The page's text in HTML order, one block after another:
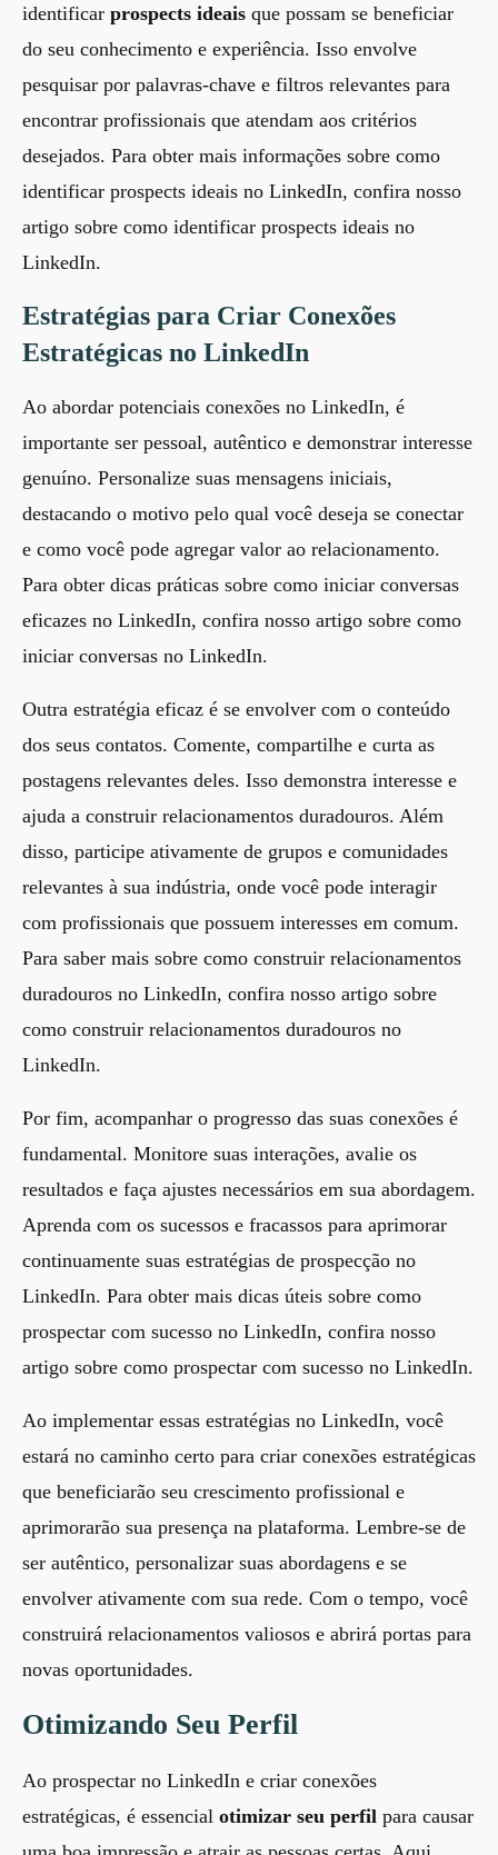
identificar prospects ideais que possam se beneficiar
do seu conhecimento e experiência. Isso envolve
pesquisar por palavras-chave e filtros relevantes para
encontrar profissionais que atendam aos critérios
desejados. Para obter mais informações sobre como
identificar prospects ideais no LinkedIn, confira nosso
artigo sobre como identificar prospects ideais no
LinkedIn.
Estratégias para Criar Conexões
Estratégicas no LinkedIn
Ao abordar potenciais conexões no LinkedIn, é
importante ser pessoal, autêntico e demonstrar interesse
genuíno. Personalize suas mensagens iniciais,
destacando o motivo pelo qual você deseja se conectar
e como você pode agregar valor ao relacionamento.
Para obter dicas práticas sobre como iniciar conversas
eficazes no LinkedIn, confira nosso artigo sobre como
iniciar conversas no LinkedIn.
Outra estratégia eficaz é se envolver com o conteúdo
dos seus contatos. Comente, compartilhe e curta as
postagens relevantes deles. Isso demonstra interesse e
ajuda a construir relacionamentos duradouros. Além
disso, participe ativamente de grupos e comunidades
relevantes à sua indústria, onde você pode interagir
com profissionais que possuem interesses em comum.
Para saber mais sobre como construir relacionamentos
duradouros no LinkedIn, confira nosso artigo sobre
como construir relacionamentos duradouros no
LinkedIn.
Por fim, acompanhar o progresso das suas conexões é
fundamental. Monitore suas interações, avalie os
resultados e faça ajustes necessários em sua abordagem.
Aprenda com os sucessos e fracassos para aprimorar
continuamente suas estratégias de prospecção no
LinkedIn. Para obter mais dicas úteis sobre como
prospectar com sucesso no LinkedIn, confira nosso
artigo sobre como prospectar com sucesso no LinkedIn.
Ao implementar essas estratégias no LinkedIn, você
estará no caminho certo para criar conexões estratégicas
que beneficiarão seu crescimento profissional e
aprimorarão sua presença na plataforma. Lembre-se de
ser autêntico, personalizar suas abordagens e se
envolver ativamente com sua rede. Com o tempo, você
construirá relacionamentos valiosos e abrirá portas para
novas oportunidades.
Otimizando Seu Perfil
Ao prospectar no LinkedIn e criar conexões
estratégicas, é essencial otimizar seu perfil para causar